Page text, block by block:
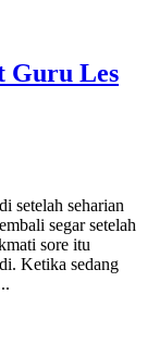
Guru Les
setelah seharian
segar setelah
sore itu
Ketika sedang